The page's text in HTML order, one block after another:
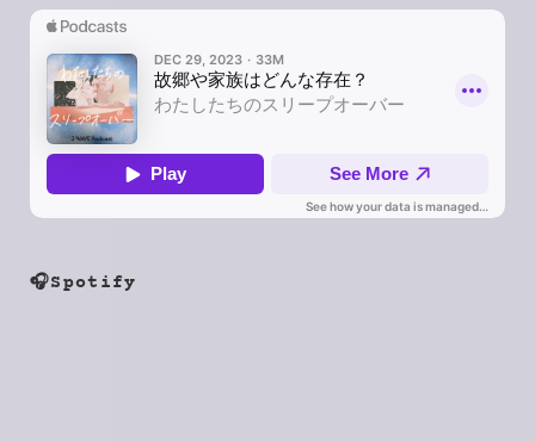
🎧Spotify